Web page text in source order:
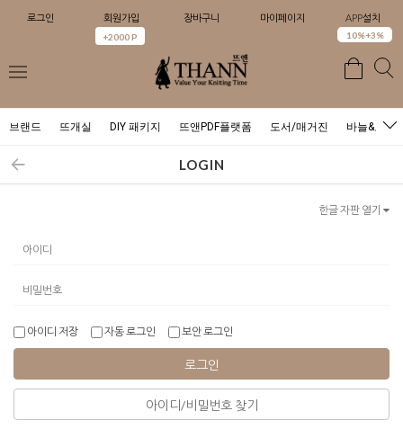
로그인 회원가입
+2000 P
장바구니 마이페이지 APP설치
10%+3%
브랜드 뜨개실 DIY 패키지 뜨앤PDF플랫폼 도서/매거진 바늘&도구
LOGIN
한글 자판 열기
아이디 저장 자동 로그인 보안 로그인
로그인
아이디/비밀번호 찾기